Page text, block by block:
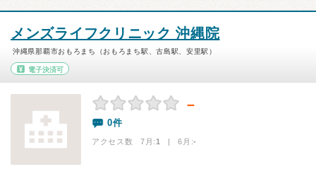
メンズライフクリニック 沖縄院
沖縄県那覇市おもろまち（おもろまち駅、古島駅、安里駅）
電子決済可
－
0件
アクセス数 7月:1 | 6月:-